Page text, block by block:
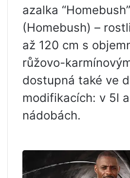
azalka “Homebush”
(Homebush) –
až 120 cm s
růžovo-
dostupná také ve
modifikacích: v 5l
nádobách.